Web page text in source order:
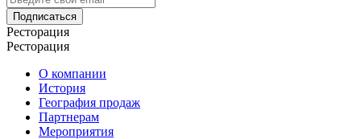
Подписаться
Ресторация
Ресторация
О компании
История
География продаж
Партнерам
Мероприятия